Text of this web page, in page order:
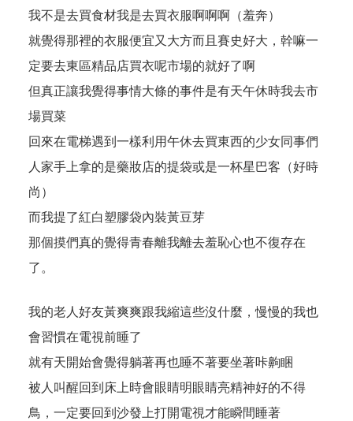
我不是去買食材我是去買衣服啊啊啊（羞奔）
就覺得那裡的衣服便宜又大方而且賽史好大，幹嘛一
定要去東區精品店買衣呢市場的就好了啊
但真正讓我覺得事情大條的事件是有天午休時我去市
場買菜
回來在電梯遇到一樣利用午休去買東西的少女同事們
人家手上拿的是藥妝店的提袋或是一杯星巴客（好時
尚）
而我提了紅白塑膠袋內裝黃豆芽
那個摸們真的覺得青春離我離去羞恥心也不復存在
了。
我的老人好友黃爽爽跟我縮這些沒什麼，慢慢的我也
會習慣在電視前睡了
就有天開始會覺得躺著再也睡不著要坐著咔齁睏
被人叫醒回到床上時會眼睛明眼睛亮精神好的不得
鳥，一定要回到沙發上打開電視才能瞬間睡著